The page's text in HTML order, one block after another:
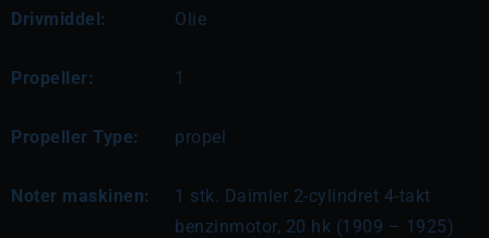
Drivmiddel: Olie
Propeller: 1
Propeller Type: propel
Noter maskinen:
1 stk. Daimler 2-cylindret 4-takt
benzinmotor, 20 hk (1909 – 1925)